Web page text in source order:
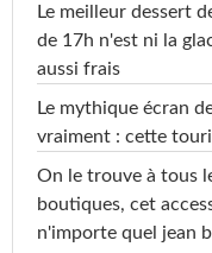
Le meilleur dessert
de 17h n'est ni la
aussi frais
Le mythique écran
vraiment : cette
On le trouve à tous
boutiques, cet
n'importe quel jean